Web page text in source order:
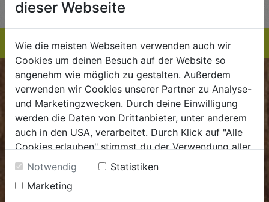
BIOKISTE
Kundenservice
Mo - Do: 8.00 - 16.00 Uhr
Fr: 8.00 - 15.00 Uhr
dieBiokiste@biohof.at
.+43 7272 2597
dieser Webseite
Wie die meisten Webseiten verwenden auch wir
Cookies um deinen Besuch auf der Website so
angenehm wie möglich zu gestalten. Außerdem
verwenden wir Cookies unserer Partner zu Analyse-
und Marketingzwecken. Durch deine Einwilligung
werden die Daten von Drittanbieter, unter anderem
auch in den USA, verarbeitet. Durch Klick auf "Alle
Cookies erlauben" stimmst du der Verwendung aller
Cookies zu. Unter "Details anzeigen" findest du alle
Infos zu den unterschiedlichen Cookies, du kannst
auch entscheiden, welche Cookies du erlauben
Notwendig
Statistiken
Marketing